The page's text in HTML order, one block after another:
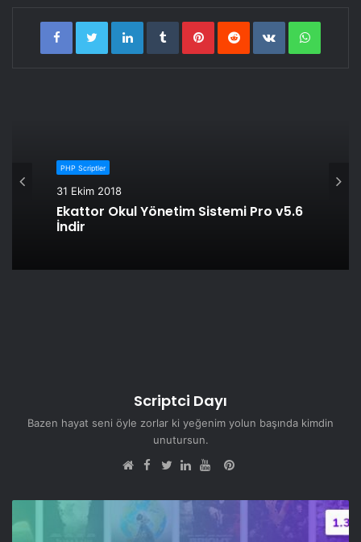
LinkedInTumblrPinterestReddit VKontakte
PHP Scriptler
31 Ekim 2018
Ekattor Okul Yönetim Sistemi Pro v5.6
İndir
Scriptci Dayı
Bazen hayat seni öyle zorlar ki yeğenim yolun başında kimdin
unutursun.
sitesi
Facebook
Pinterest